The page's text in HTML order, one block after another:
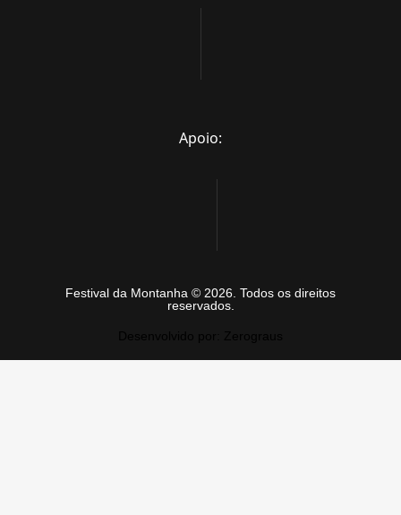
Apoio:
Festival da Montanha © 2026. Todos os direitos
reservados.